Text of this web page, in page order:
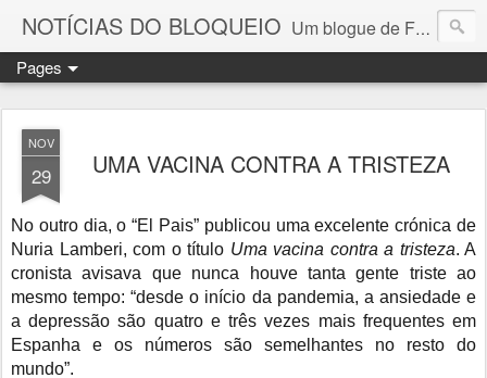
NOTÍCIAS DO BLOQUEIO Um blogue de Fernando Paulouro Neves
Pages
NOV
29 UMA VACINA CONTRA A TRISTEZA
No outro dia, o “El Pais” publicou uma excelente crónica de
Nuria Lamberi, com o título Uma vacina contra a tristeza. A
cronista avisava que nunca houve tanta gente triste ao
mesmo tempo: “desde o início da pandemia, a ansiedade e
a depressão são quatro e três vezes mais frequentes em
Espanha e os números são semelhantes no resto do
mundo”.